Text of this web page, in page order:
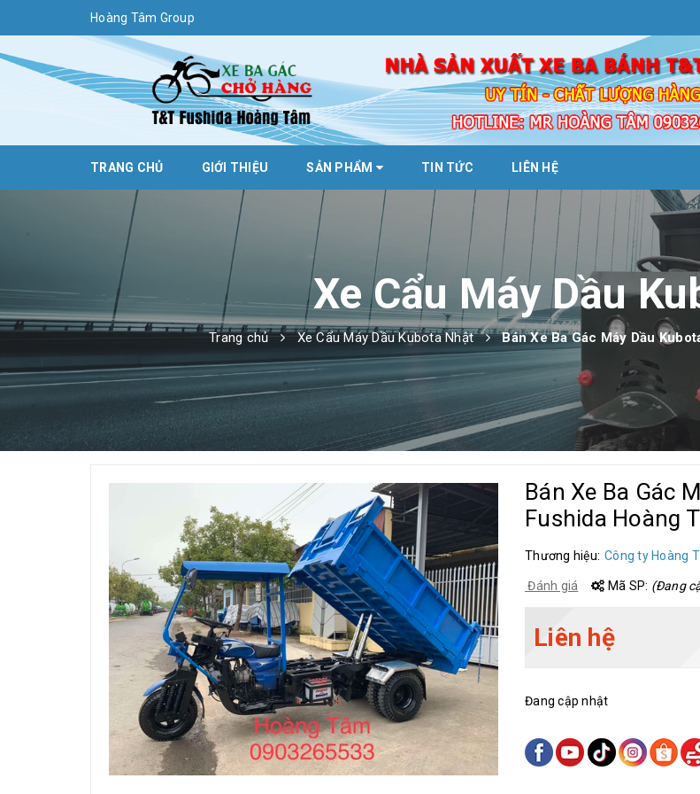
Hoàng Tâm Group
TRANG CHỦ GIỚI THIỆU SẢN PHẨM TIN TỨC LIÊN HỆ
Xe Cẩu Máy Dầu
Trang chủ Xe Cẩu Máy Dầu Kubota Nhật Bán Xe Ba Gác Máy Dầu
Bán Xe Ba Gác
Fushida Hoàng
Thương hiệu: Công ty Hoàng
Đánh giá Mã SP: (Đang
Liên hệ
Đang cập nhật